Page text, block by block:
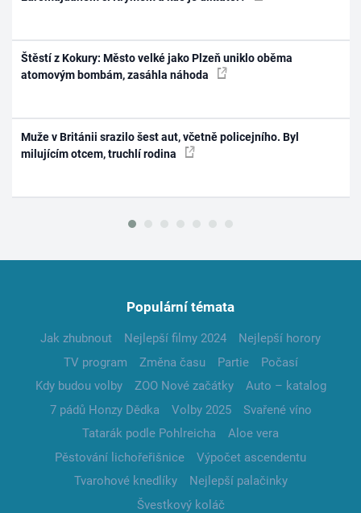
Štěstí z Kokury: Město velké jako Plzeň uniklo oběma
atomovým bombám, zasáhla náhoda
Muže v Británii srazilo šest aut, včetně policejního. Byl
milujícím otcem, truchlí rodina
Populární témata
Jak zhubnout Nejlepší filmy 2024
Nejlepší horory
TV program
Změna času Partie
Počasí
Kdy budou volby
ZOO Nové začátky
Auto – katalog
7 pádů Honzy Dědka
Volby 2025
Svařené víno
Tatarák podle Pohlreicha
Aloe vera
Pěstování lichořeřišnice
Výpočet ascendentu
Tvarohové knedlíky
Nejlepší palačinky
Švestkový koláč